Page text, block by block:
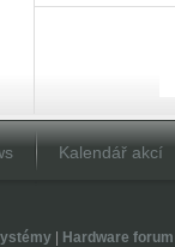
Kalendář akcí
| Hardware forum